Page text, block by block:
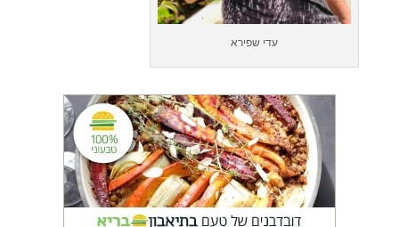
עדי שפירא